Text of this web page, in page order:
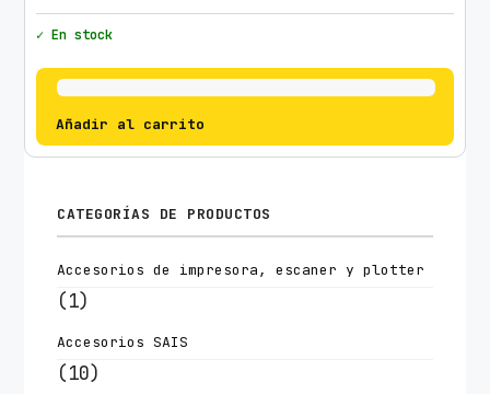
✓ En stock
Añadir al carrito
CATEGORÍAS DE PRODUCTOS
Accesorios de impresora, escaner y plotter
(1)
Accesorios SAIS
(10)